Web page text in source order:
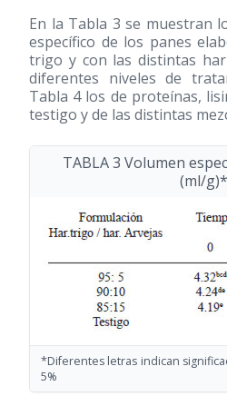
En la Tabla 3 se muestran
específico de los panes
trigo y con las distintas
diferentes niveles de
Tabla 4 los de proteínas,
testigo y de las distintas
TABLA 3 Volumen
(ml/g)*
*Diferentes letras indican
5%